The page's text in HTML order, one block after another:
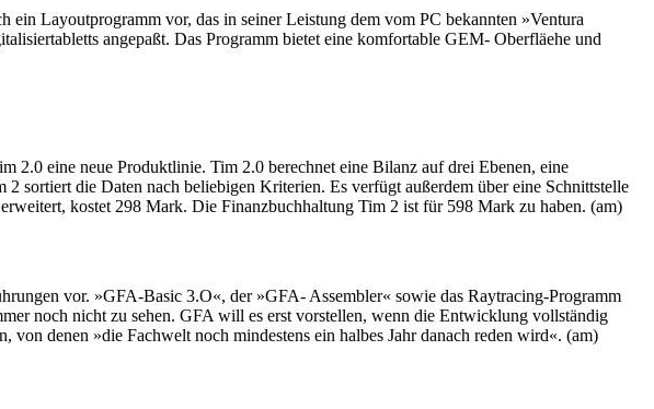
Layoutprogramm vor, das in seiner Leistung dem vom PC bekannten »Ventura
angepaßt. Das Programm bietet eine komfortable GEM- Oberfläehe und
2.0 eine neue Produktlinie. Tim 2.0 berechnet eine Bilanz auf drei Ebenen, eine
sortiert die Daten nach beliebigen Kriterien. Es verfügt außerdem über eine Schnittstelle
kostet 298 Mark. Die Finanzbuchhaltung Tim 2 ist für 598 Mark zu haben. (am)
vor. »GFA-Basic 3.O«, der »GFA- Assembler« sowie das Raytracing-Programm
noch nicht zu sehen. GFA will es erst vorstellen, wenn die Entwicklung vollständig
denen »die Fachwelt noch mindestens ein halbes Jahr danach reden wird«. (am)